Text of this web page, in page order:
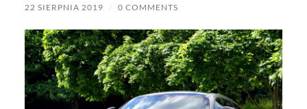
22 SIERPNIA 2019 / 0 COMMENTS